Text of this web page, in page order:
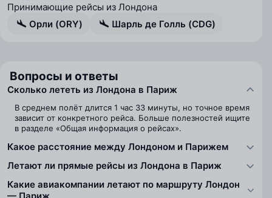
Принимающие рейсы из Лондона
Орли (ORY)
Шарль де Голль (CDG)
Вопросы и ответы
Сколько лететь из Лондона в Париж
В среднем полёт длится 1 час 33 минуты, но точное время
зависит от конкретного рейса. Больше полезностей ищите
в разделе «Общая информация о рейсах».
Какое расстояние между Лондоном и Парижем
Летают ли прямые рейсы из Лондона в Париж
Какие авиакомпании летают по маршруту Лондон